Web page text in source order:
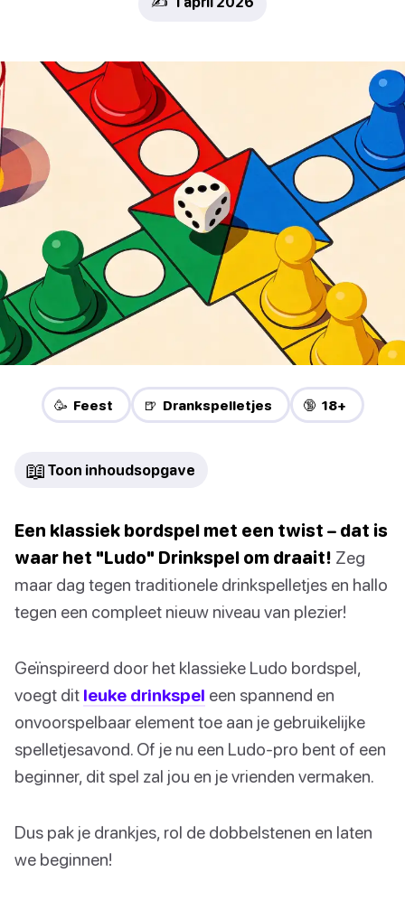
🥳 Feest 🍺 Drankspelletjes 🔞 18+
📖 Toon inhoudsopgave
Een klassiek bordspel met een twist – dat is
waar het "Ludo" Drinkspel om draait! Zeg
maar dag tegen traditionele drinkspelletjes en hallo
tegen een compleet nieuw niveau van plezier!
Geïnspireerd door het klassieke Ludo bordspel,
voegt dit leuke drinkspel een spannend en
onvoorspelbaar element toe aan je gebruikelijke
spelletjesavond. Of je nu een Ludo-pro bent of een
beginner, dit spel zal jou en je vrienden vermaken.
Dus pak je drankjes, rol de dobbelstenen en laten
we beginnen!